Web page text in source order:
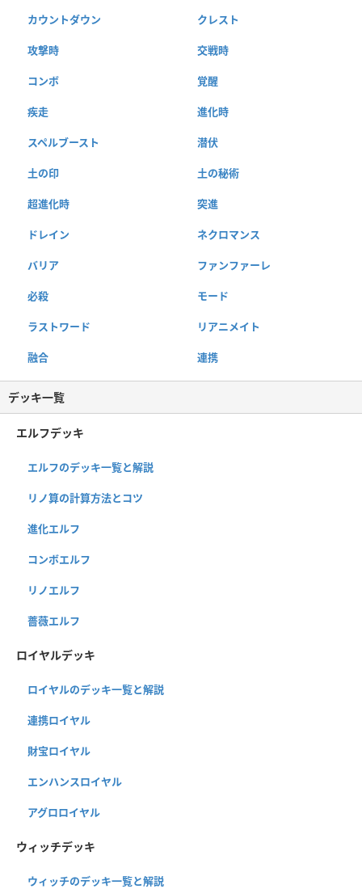
カウントダウン クレスト
攻撃時 交戦時
コンボ 覚醒
疾走 進化時
スペルブースト 潜伏
土の印 土の秘術
超進化時 突進
ドレイン ネクロマンス
バリア ファンファーレ
必殺 モード
ラストワード リアニメイト
融合 連携
デッキ一覧
エルフデッキ
エルフのデッキ一覧と解説
リノ算の計算方法とコツ
進化エルフ
コンボエルフ
リノエルフ
薔薇エルフ
ロイヤルデッキ
ロイヤルのデッキ一覧と解説
連携ロイヤル
財宝ロイヤル
エンハンスロイヤル
アグロロイヤル
ウィッチデッキ
ウィッチのデッキ一覧と解説